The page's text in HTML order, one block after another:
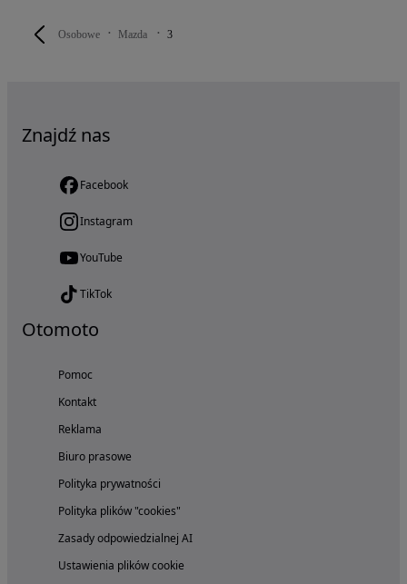
Osobowe Mazda 3
Znajdź nas
Facebook
Instagram
YouTube
TikTok
Otomoto
Pomoc
Kontakt
Reklama
Biuro prasowe
Polityka prywatności
Polityka plików "cookies"
Zasady odpowiedzialnej AI
Ustawienia plików cookie